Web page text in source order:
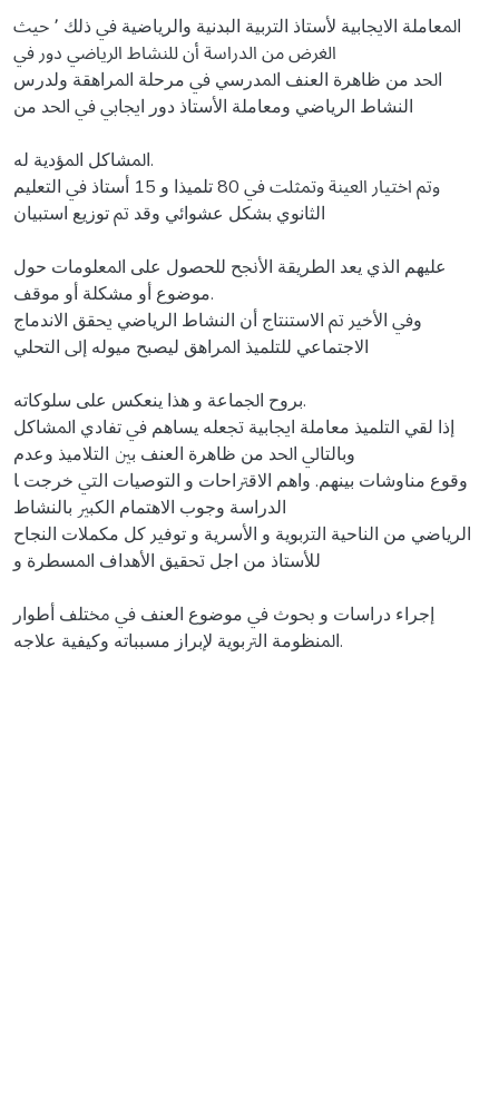
اﳌﻌﺎﻣﻠﺔ اﻻﳚﺎﺑﻴﺔ ﻷﺳﺘﺎذ اﻟﱰﺑﻴﺔ اﻟﺒﺪﻧﻴﺔ واﻟﺮﻳﺎﺿﻴﺔ ﰲ ذﻟﻚ ٬ ﺣﻴﺚ
اﻟﻐﺮض ﻣﻦ اﻟﺪراﺳﺔ أن ﻟﻠﻨﺸﺎط اﻟﺮﻳﺎﺿﻲ دور ﰲ
اﳊﺪ ﻣﻦ ﻇﺎﻫﺮة اﻟﻌﻨﻒ اﳌﺪرﺳﻲ ﰲ ﻣﺮﺣﻠﺔ اﳌﺮاﻫﻘﺔ وﻟﺪرس
اﻟﻨﺸﺎط اﻟﺮﻳﺎﺿﻲ وﻣﻌﺎﻣﻠﺔ اﻷﺳﺘﺎذ دور اﳚﺎﰊ ﰲ اﳊﺪ ﻣﻦ
اﳌﺸﺎﻛﻞ اﳌﺆدﻳﺔ ﻟﻪ.
وﰎ اﺧﺘﻴﺎر اﻟﻌﻴﻨﺔ وﲤﺜﻠﺖ ﰲ 80 ﺗﻠﻤﻴﺬا و 15 أﺳﺘﺎذ ﰲ اﻟﺘﻌﻠﻴﻢ
اﻟﺜﺎﻧﻮي ﺑﺸﻜﻞ ﻋﺸﻮاﺋﻲ وﻗﺪ ﰎ ﺗﻮزﻳﻊ اﺳﺘﺒﻴﺎن
ﻋﻠﻴﻬﻢ اﻟﺬي ﻳﻌﺪ اﻟﻄﺮﻳﻘﺔ اﻷﳒﺢ ﻟﻠﺤﺼﻮل ﻋﻠﻰ اﳌﻌﻠﻮﻣﺎت ﺣﻮل
ﻣﻮﺿﻮع أو ﻣﺸﻜﻠﺔ أو ﻣﻮﻗﻒ.
وﰲ اﻷﺧﲑ ﰎ اﻻﺳﺘﻨﺘﺎج أن اﻟﻨﺸﺎط اﻟﺮﻳﺎﺿﻲ ﳛﻘﻖ اﻻﻧﺪﻣﺎج
اﻻﺟﺘﻤﺎﻋﻲ ﻟﻠﺘﻠﻤﻴﺬ اﳌﺮاﻫﻖ ﻟﻴﺼﺒﺢ ﻣﻴﻮﻟﻪ إﱃ اﻟﺘﺤﻠﻲ
ﺑﺮوح اﳉﻤﺎﻋﺔ و ﻫﺬا ﻳﻨﻌﻜﺲ ﻋﻠﻰ ﺳﻠﻮﻛﺎﺗﻪ.
إذا ﻟﻘﻲ اﻟﺘﻠﻤﻴﺬ ﻣﻌﺎﻣﻠﺔ اﳚﺎﺑﻴﺔ ﲡﻌﻠﻪ ﻳﺴﺎﻫﻢ ﰲ ﺗﻔﺎدي اﳌﺸﺎﻛﻞ
وﺑﺎﻟﺘﺎﱄ اﳊﺪ ﻣﻦ ﻇﺎﻫﺮة اﻟﻌﻨﻒ ﺑﲔ اﻟﺘﻼﻣﻴﺬ وﻋﺪم
وﻗﻮع ﻣﻨﺎوﺷﺎت ﺑﻴﻨﻬﻢ. واﻫﻢ اﻻﻗﱰاﺣﺎت و اﻟﺘﻮﺻﻴﺎت اﻟﱵ ﺧﺮﺟﺖ ﺎ
اﻟﺪراﺳﺔ وﺟﻮب اﻻﻫﺘﻤﺎم اﻟﻜﺒﲑ ﺑﺎﻟﻨﺸﺎط
اﻟﺮﻳﺎﺿﻲ ﻣﻦ اﻟﻨﺎﺣﻴﺔ اﻟﱰﺑﻮﻳﺔ و اﻷﺳﺮﻳﺔ و ﺗﻮﻓﲑ ﻛﻞ ﻣﻜﻤﻼت اﻟﻨﺠﺎح
ﻟﻸﺳﺘﺎذ ﻣﻦ اﺟﻞ ﲢﻘﻴﻖ اﻷﻫﺪاف اﳌﺴﻄﺮة و
إﺟﺮاء دراﺳﺎت و ﲝﻮث ﰲ ﻣﻮﺿﻮع اﻟﻌﻨﻒ ﰲ ﳐﺘﻠﻒ أﻃﻮار
اﳌﻨﻈﻮﻣﺔ اﻟﱰﺑﻮﻳﺔ ﻹﺑﺮاز ﻣﺴﺒﺒﺎﺗﻪ وﻛﻴﻔﻴﺔ ﻋﻼﺟﻪ.